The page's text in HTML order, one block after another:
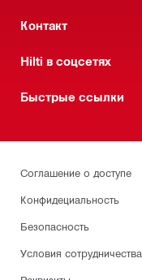
Контакт
Hilti в соцсетях
Быстрые ссылки
Соглашение о доступе
Конфидециальность
Безопасность
Условия сотрудничества